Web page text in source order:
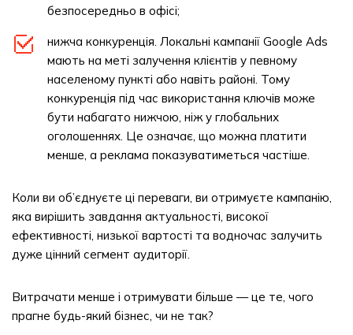
безпосередньо в офісі;
нижча конкуренція. Локальні кампанії Google Ads
мають на меті залучення клієнтів у певному
населеному пункті або навіть районі. Тому
конкуренція під час використання ключів може
бути набагато нижчою, ніж у глобальних
оголошеннях. Це означає, що можна платити
менше, а реклама показуватиметься частіше.
Коли ви об’єднуєте ці переваги, ви отримуєте кампанію,
яка вирішить завдання актуальності, високої
ефективності, низької вартості та водночас залучить
дуже цінний сегмент аудиторії.
Витрачати менше і отримувати більше — це те, чого
прагне будь-який бізнес, чи не так?